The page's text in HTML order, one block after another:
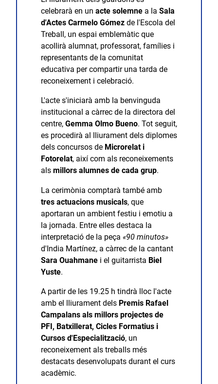
celebrarà en un acte solemnea la Sala
d'Actes Carmelo Gómezde l'Escola del
Treball, un espai emblemàtic que
acollirà alumnat, professorat, famílies i
representants de la comunitat
educativa per compartir una tarda de
reconeixement i celebració.
L'acte s'iniciarà amb la benvinguda
institucional a càrrec de la directora del
centre, Gemma Olmo Bueno. Tot seguit,
es procedirà al lliurament dels diplomes
dels concursos de Microrelat i
Fotorelat, així com als reconeixements
als millors alumnes de cada grup.
La cerimònia comptarà també amb
tres actuacions musicals, que
aportaran un ambient festiu i emotiu a
la jornada. Entre elles destaca la
interpretació de la peça «90 minutos»
d'India Martínez, a càrrec de la cantant
Sara Ouahmanei el guitarrista Biel
Yuste.
A partir de les 19.25 h tindrà lloc l'acte
amb el lliurament dels Premis Rafael
Campalans als millors projectes de
PFI, Batxillerat, Cicles Formatius i
Cursos d'Especialització, un
reconeixement als treballs més
destacats desenvolupats durant el curs
acadèmic.